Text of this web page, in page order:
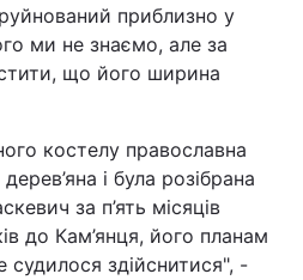
приблизно у
ми не знаємо, але за
що його ширина
костелу православна
і була розібрана
за п’ять місяців
до Кам’янця, його планам
судилося здійснитися", -